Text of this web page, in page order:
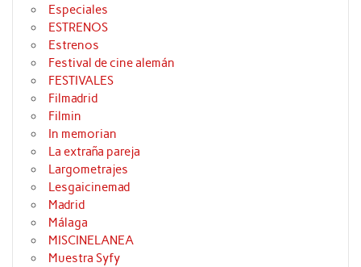
Especiales
ESTRENOS
Estrenos
Festival de cine alemán
FESTIVALES
Filmadrid
Filmin
In memorian
La extraña pareja
Largometrajes
Lesgaicinemad
Madrid
Málaga
MISCINELANEA
Muestra Syfy